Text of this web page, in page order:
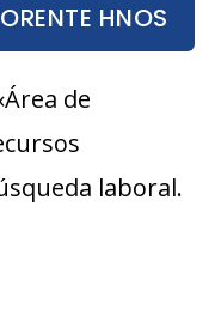
HNOS
de
laboral.